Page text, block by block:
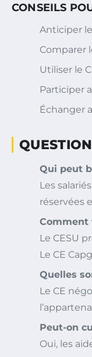
CONSEILS
Anticiper
Comparer
Utiliser le
Participer
Échanger
Qui peut
Les
réservées
Comment
Le CESU
Le CE
Quelles
Le CE
Peut-on
Oui, les